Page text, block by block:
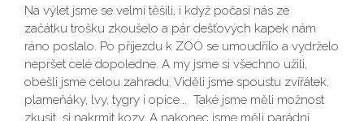
Na výlet jsme se velmi těšili, i když počasí nás ze
začátku trošku zkoušelo a pár dešťových kapek nám
ráno poslalo. Po příjezdu k ZOO se umoudřilo a vydrželo
nepršet celé dopoledne. A my jsme si všechno užili,
obešli jsme celou zahradu. Viděli jsme spoustu zvířátek,
plameňáky, lvy, tygry i opice... Také jsme měli možnost
zkusit si nakrmit kozy. A nakonec jsme měli parádní